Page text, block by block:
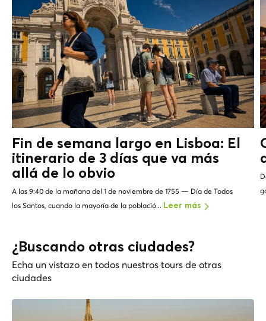
Fin de semana largo en Lisboa: El
itinerario de 3 días que va más
allá de lo obvio
A las 9:40 de la mañana del 1 de noviembre de 1755 — Día de Todos
los Santos, cuando la mayoría de la població... Leer más
¿Buscando otras ciudades?
Echa un vistazo en todos nuestros tours de otras
ciudades